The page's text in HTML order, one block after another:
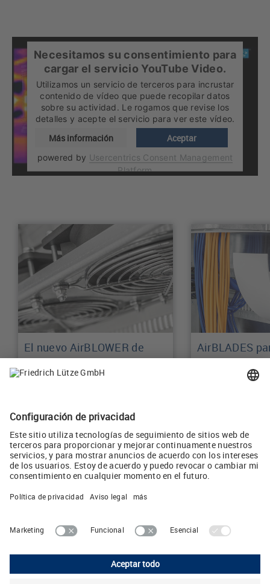
Necesitamos su consentimiento para
cargar el servicio YouTube Video.
Utilizamos un servicio de terceros para incrustar
contenido de vídeo que puede recopilar datos
sobre su actividad. Le rogamos que revise los
detalles y acepte el servicio para ver este vídeo.
Más información Aceptar
powered by Usercentrics Consent Management
Platform
El nuevo AirBLOWER de
Learn more
AirBLADES
el cuadro
Learn more
LUTZE, S.L.
Camps i Fabrés 11, 1° 2° • E-08006 Barcelona
Teléphone: +34 93 285 7480 • E-Mail:info(at)lutze.es